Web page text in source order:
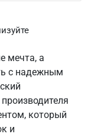
мечта, а
с надежным
который
и